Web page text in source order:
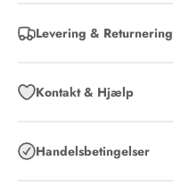
Levering & Returnering
Kontakt & Hjælp
Handelsbetingelser